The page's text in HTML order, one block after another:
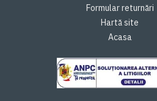
Formular returnări
Hartă site
Acasa